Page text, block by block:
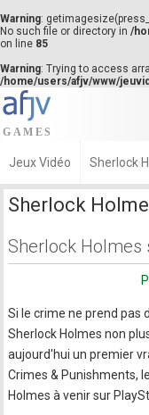
Warning:
No such file or directory in /
on line 85
Warning: Trying to access
/home/users/afjv/www/
Jeux Vidéo Sherlock
Sherlock
Sherlock Holmes
Si le crime ne prend pas
Sherlock Holmes non
aujourd'hui un premier
Crimes & Punishments,
Holmes à venir sur